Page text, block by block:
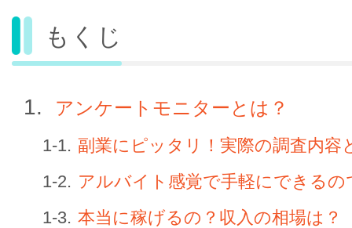
もくじ
アンケートモニターとは？
副業にピッタリ！実際の調査内容
アルバイト感覚で手軽にできる
本当に稼げるの？収入の相場は？